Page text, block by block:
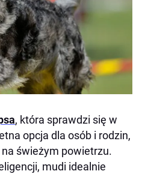
, która sprawdzi się w
opcja dla osób i rodzin,
świeżym powietrzu.
mudi idealnie